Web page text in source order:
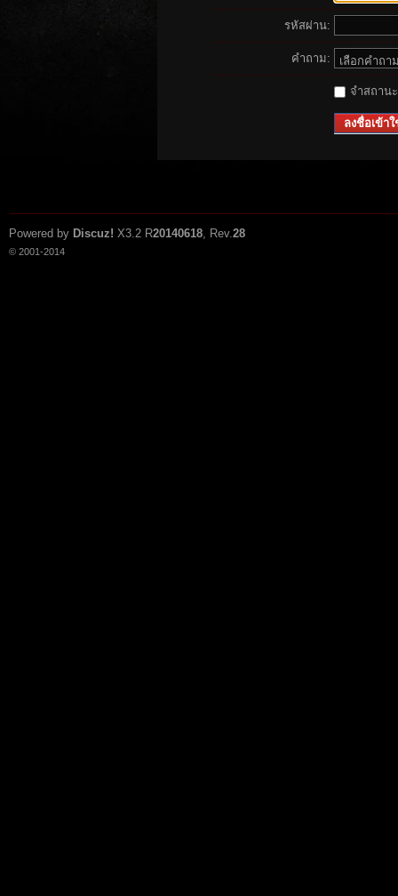
รหัสผ่าน:
คำถาม:
จำสถาน
ลงชื่อเข้าใ
Powered by Discuz! X3.2 R20140618, Rev.28
© 2001-2014